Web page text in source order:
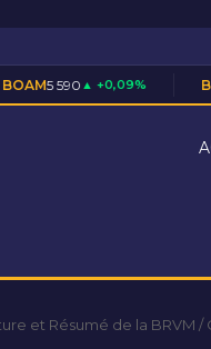
BOAN5 200 ▲
et Résumé de la BRVM /